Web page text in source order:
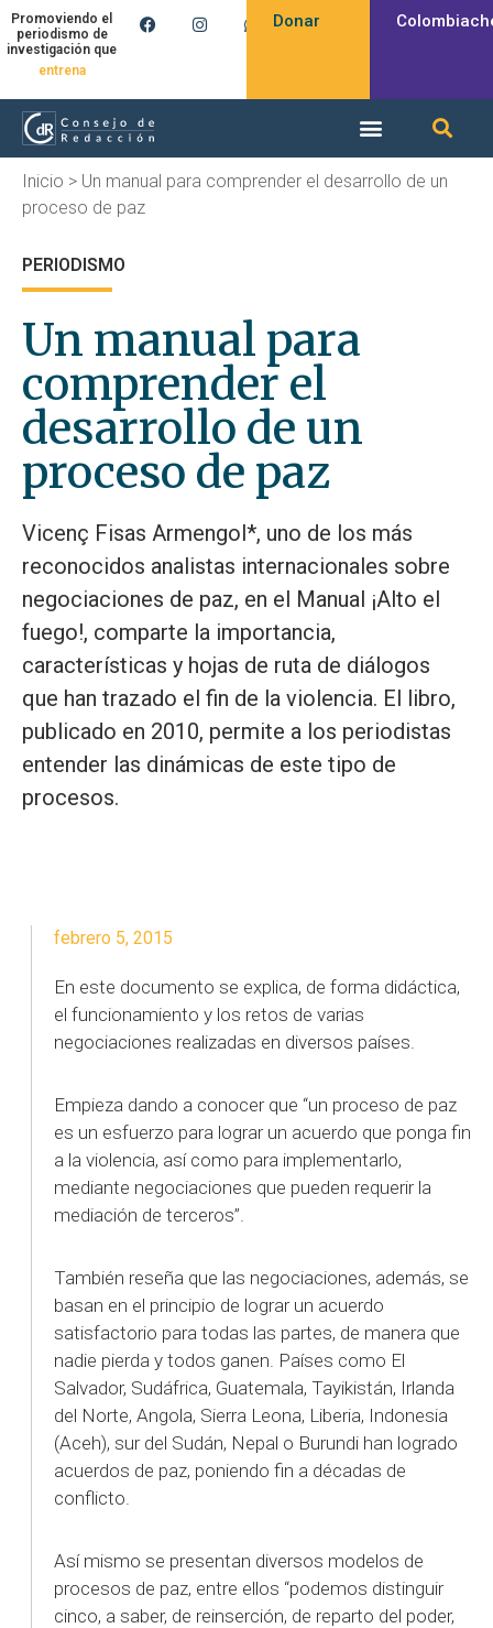
Promoviendo el
periodismo de
investigación que
entrena
Donar
Inicio > Un manual para comprender el desarrollo de un
proceso de paz
PERIODISMO
Un manual para
comprender el
desarrollo de un
proceso de paz
Vicenç Fisas Armengol*, uno de los más
reconocidos analistas internacionales sobre
negociaciones de paz, en el Manual ¡Alto el
fuego!, comparte la importancia,
características y hojas de ruta de diálogos
que han trazado el fin de la violencia. El libro,
publicado en 2010, permite a los periodistas
entender las dinámicas de este tipo de
procesos.
febrero 5, 2015
En este documento se explica, de forma didáctica,
el funcionamiento y los retos de varias
negociaciones realizadas en diversos países.
Empieza dando a conocer que “un proceso de paz
es un esfuerzo para lograr un acuerdo que ponga fin
a la violencia, así como para implementarlo,
mediante negociaciones que pueden requerir la
mediación de terceros”.
También reseña que las negociaciones, además, se
basan en el principio de lograr un acuerdo
satisfactorio para todas las partes, de manera que
nadie pierda y todos ganen. Países como El
Salvador, Sudáfrica, Guatemala, Tayikistán, Irlanda
del Norte, Angola, Sierra Leona, Liberia, Indonesia
(Aceh), sur del Sudán, Nepal o Burundi han logrado
acuerdos de paz, poniendo fin a décadas de
conflicto.
Así mismo se presentan diversos modelos de
procesos de paz, entre ellos “podemos distinguir
cinco, a saber, de reinserción, de reparto del poder,